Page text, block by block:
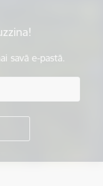
savā e-pastā.